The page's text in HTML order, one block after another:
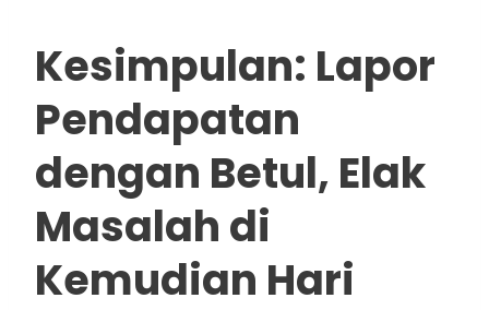
Kesimpulan: Lapor
Pendapatan
dengan Betul, Elak
Masalah di
Kemudian Hari